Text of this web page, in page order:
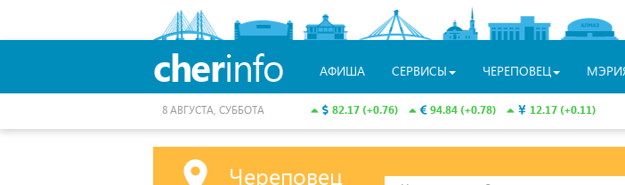
cherinfo АФИША СЕРВИСЫ ЧЕРЕПОВЕЦ
82.17 (+0.76) 94.84 (+0.78) 12.17 (+0.11)
8 АВГУСТА, СУББОТА
Череповец